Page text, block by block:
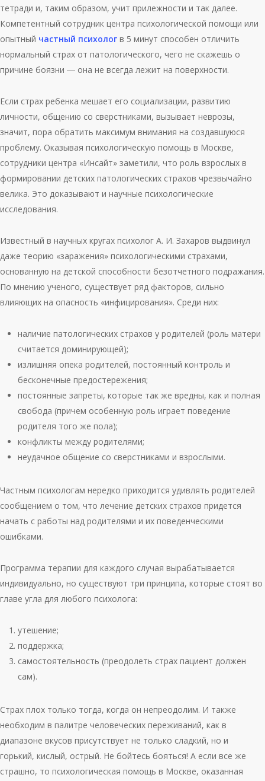
тетради и, таким образом, учит прилежности и так далее.
Компетентный сотрудник центра психологической помощи или
опытный частный психолог в 5 минут способен отличить
нормальный страх от патологического, чего не скажешь о
причине боязни ― она не всегда лежит на поверхности.
Если страх ребенка мешает его социализации, развитию
личности, общению со сверстниками, вызывает неврозы,
значит, пора обратить максимум внимания на создавшуюся
проблему. Оказывая психологическую помощь в Москве,
сотрудники центра «Инсайт» заметили, что роль взрослых в
формировании детских патологических страхов чрезвычайно
велика. Это доказывают и научные психологические
исследования.
Известный в научных кругах психолог А. И. Захаров выдвинул
даже теорию «заражения» психологическими страхами,
основанную на детской способности безотчетного подражания.
По мнению ученого, существует ряд факторов, сильно
влияющих на опасность «инфицирования». Среди них:
наличие патологических страхов у родителей (роль матери
считается доминирующей);
излишняя опека родителей, постоянный контроль и
бесконечные предостережения;
постоянные запреты, которые так же вредны, как и полная
свобода (причем особенную роль играет поведение
родителя того же пола);
конфликты между родителями;
неудачное общение со сверстниками и взрослыми.
Частным психологам нередко приходится удивлять родителей
сообщением о том, что лечение детских страхов придется
начать с работы над родителями и их поведенческими
ошибками.
Программа терапии для каждого случая вырабатывается
индивидуально, но существуют три принципа, которые стоят во
главе угла для любого психолога:
утешение;
поддержка;
самостоятельность (преодолеть страх пациент должен
сам).
Страх плох только тогда, когда он непреодолим. И также
необходим в палитре человеческих переживаний, как в
диапазоне вкусов присутствует не только сладкий, но и
горький, кислый, острый. Не бойтесь бояться! А если все же
страшно, то психологическая помощь в Москве, оказанная